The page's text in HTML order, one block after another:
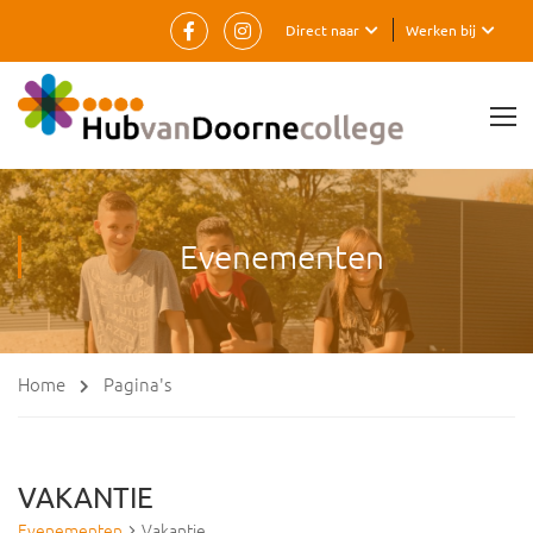
Werken bij
Direct naar
Evenementen
Home Pagina's
VAKANTIE